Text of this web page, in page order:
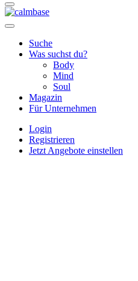
Suche
Was suchst du?
Body
Mind
Soul
Magazin
Für Unternehmen
Login
Registrieren
Jetzt Angebote einstellen